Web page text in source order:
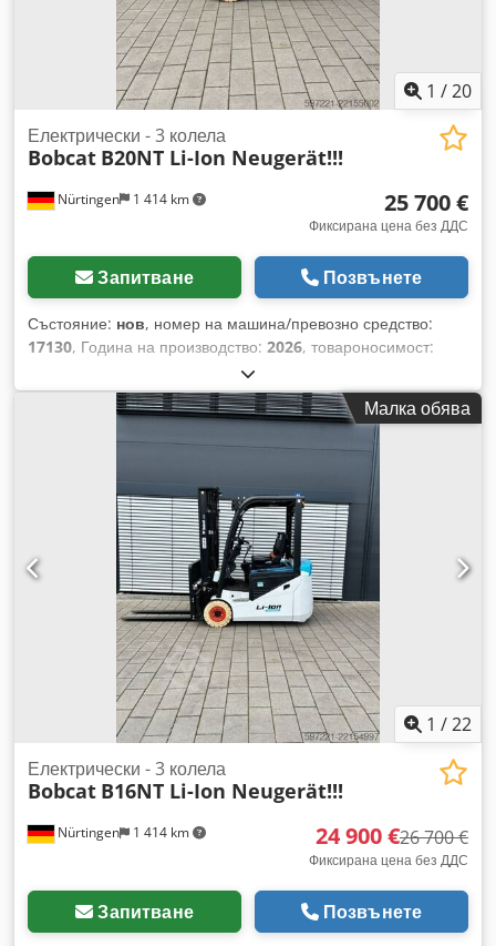
1 /20
Nürtingen 1 414 km
Електрически - 3 колела
Bobcat B20NT Li-Ion Neugerät!!!
25 700 €
Фиксирана цена без ДДС
Запитване Позвънете
Състояние: нов, номер на машина/превозно средство:
17130, Година на производство: 2026, товароносимост:
, височина на повдигане:
повдигане:1 484 мм, център на товара:500 мм, тип гориво:
електрически, тип мачта:триплекс, строителна височина:
, напрежение на батерията:
, дължина на
, размер на предната гума:200/50-10
non-marking , размер на задната гума:
16x6-8 non
, общо тегло:3 790 кг, 5174822 Сериен номер:
OBA07-000027 Характеристики на батерията: 51,2 V, 277
Ah Crodpfx Aozfd D Ieqgof
Малка обява
1 /22
Nürtingen 1 414 km
Електрически - 3 колела
Bobcat B16NT Li-Ion Neugerät!!!
24 900 €26 700 €
Фиксирана цена без ДДС
Запитване Позвънете